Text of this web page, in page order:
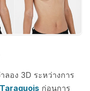
อง 3D ระหว่างการ
ก่อนการ